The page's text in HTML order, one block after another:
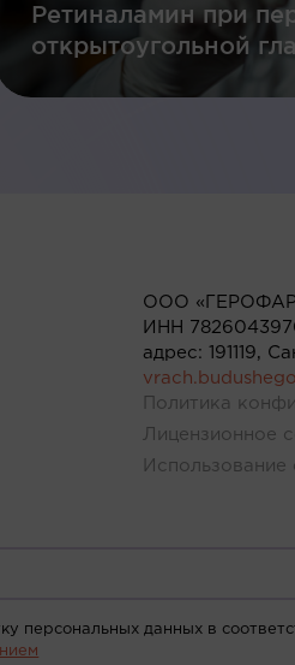
Ретиналамин при
открытоугольной
ООО
ИНН
адрес: 191119,
Политика
Лицензионное
Использование
персональных данных в